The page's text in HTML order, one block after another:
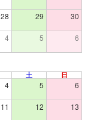
28 29 30
4 5 6
土 日
4 5 6
11 12 13